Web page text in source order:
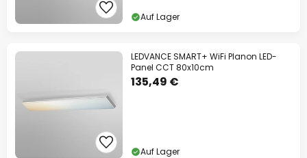
Auf Lager
LEDVANCE SMART+ WiFi Planon LED-
Panel CCT 80x10cm
135,49 €
Auf Lager